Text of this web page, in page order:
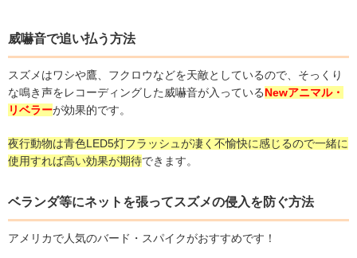
威嚇音で追い払う方法
スズメはワシや鷹、フクロウなどを天敵としているので、そっくり
な鳴き声をレコーディングした威嚇音が入っているNewアニマル・
リベラーが効果的です。
夜行動物は青色LED5灯フラッシュが凄く不愉快に感じるので一緒に
使用すれば高い効果が期待できます。
ベランダ等にネットを張ってスズメの侵入を防ぐ方法
アメリカで人気のバード・スパイクがおすすめです！